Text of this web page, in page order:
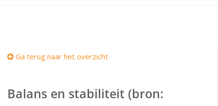
Ga terug naar het overzicht
Balans en stabiliteit (bron: